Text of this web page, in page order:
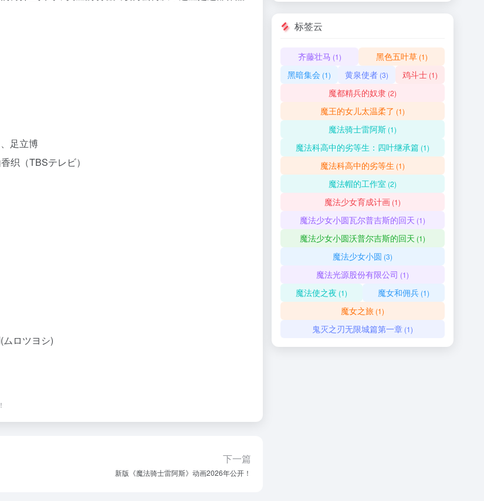
足立博
织（TBSテレビ）
ロツヨシ)
下一篇
新版《魔法骑士雷阿斯》动画2026年公开！
标签云
齐藤壮马 (1) 黑色五叶草(1)
黑暗集会 (1) 黄泉使者 (3) 鸡斗士 (1)
魔都精兵的奴隶 (2)
魔王的女儿太温柔了 (1)
魔法骑士雷阿斯 (1)
魔法科高中的劣等生：四叶继承篇 (1)
魔法科高中的劣等生 (1)
魔法帽的工作室 (2)
魔法少女育成计画 (1)
魔法少女小圆瓦尔普吉斯的回天 (1)
魔法少女小圆沃普尔吉斯的回天 (1)
魔法少女小圆 (3)
魔法光源股份有限公司 (1)
魔法使之夜 (1) 魔女和佣兵 (1)
魔女之旅 (1)
鬼灭之刃无限城篇第一章 (1)